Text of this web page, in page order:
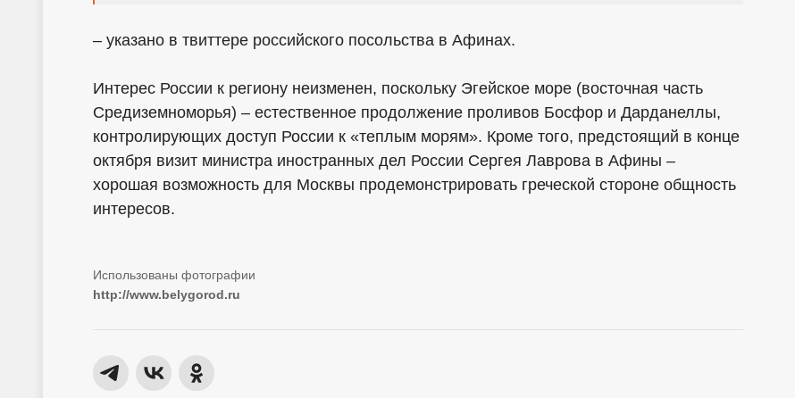
– указано в твиттере российского посольства в Афинах.
Интерес России к региону неизменен, поскольку Эгейское море (восточная часть
Средиземноморья) – естественное продолжение проливов Босфор и Дарданеллы,
контролирующих доступ России к «теплым морям». Кроме того, предстоящий в конце
октября визит министра иностранных дел России Сергея Лаврова в Афины –
хорошая возможность для Москвы продемонстрировать греческой стороне общность
интересов.
http://www.belygorod.ru